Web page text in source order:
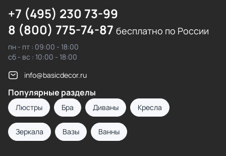
+7 (495) 230 73-99
8 (800) 775-74-87 бесплатно по России
пн - пт : 09:00 - 18:00
сб - вс : 10:00 - 18:00
info@basicdecor.ru
Популярные разделы
Люстры Бра Диваны Кресла
Зеркала Вазы Ванны